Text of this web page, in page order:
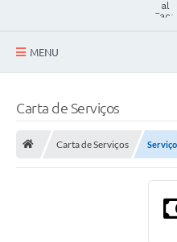
MENU
Carta de Serviços
Carta de Serviços Serviço